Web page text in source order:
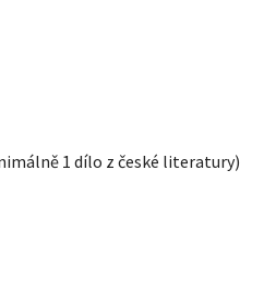
1 dílo z české literatury)